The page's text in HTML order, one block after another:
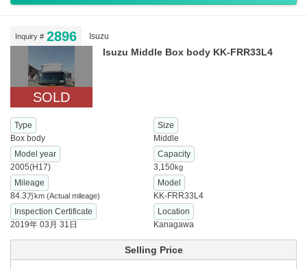
Inquiry # 2896 Isuzu
SOLD
Isuzu Middle Box body KK-FRR33L4
Type
Box body
Size
Middle
Model year
2005(H17)
Capacity
3,150kg
Mileage
84.3万km (Actual mileage)
Model
KK-FRR33L4
Inspection Certificate
2019年 03月 31日
Location
Kanagawa
Selling Price